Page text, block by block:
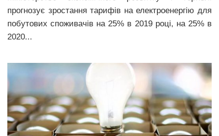
прогнозує зростання тарифів на електроенергію для
побутових споживачів на 25% в 2019 році, на 25% в
2020...